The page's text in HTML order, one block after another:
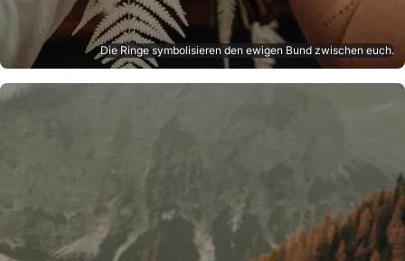
Die Ringe symbolisieren den ewigen Bund zwischen euch.